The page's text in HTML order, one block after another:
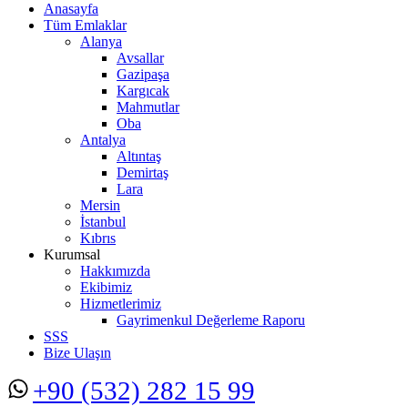
Anasayfa
Tüm Emlaklar
Alanya
Avsallar
Gazipaşa
Kargıcak
Mahmutlar
Oba
Antalya
Altıntaş
Demirtaş
Lara
Mersin
İstanbul
Kıbrıs
Kurumsal
Hakkımızda
Ekibimiz
Hizmetlerimiz
Gayrimenkul Değerleme Raporu
SSS
Bize Ulaşın
+90 (532) 282 15 99